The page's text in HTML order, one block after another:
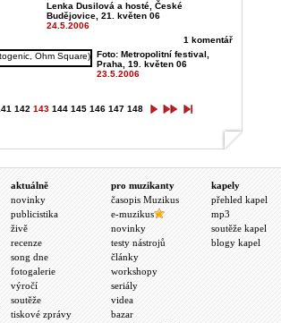
Lenka Dusilová a hosté, České
Budějovice, 21. květen 06
24.5.2006
1 komentář
Foto: Metropolitní festival,
Praha, 19. květen 06
23.5.2006
142 143 144 145 146 147 148
aktuálně
novinky
publicistika
živě
recenze
song dne
fotogalerie
výročí
soutěže
tiskové zprávy
pro muzikanty
časopis Muzikus
e-muzikus
novinky
testy nástrojů
články
workshopy
seriály
videa
bazar
kapely
přehled kapel
mp3
soutěže kapel
blogy kapel